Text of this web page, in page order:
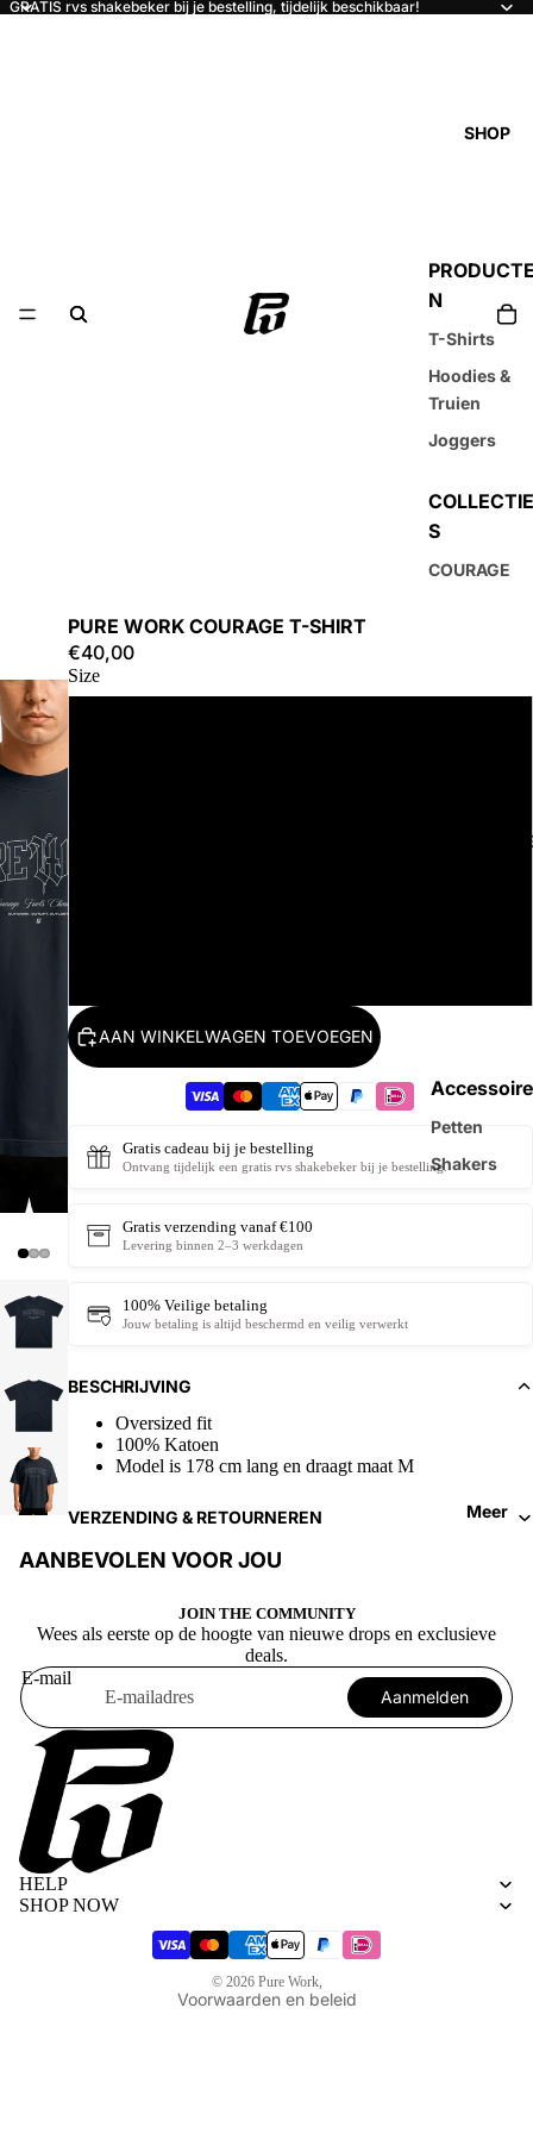
GRATIS rvs shakebeker bij je bestelling, tijdelijk beschikbaar!
SHOP
N
T-Shirts
Hoodies &
Truien
Joggers
COLLECTIE
S
COURAGE
Petten
Shakers
Meer
PURE WORK COURAGE T-SHIRT
€40,00
Size
AAN WINKELWAGEN TOEVOEGEN
Gratis cadeau bij je bestelling
Ontvang tijdelijk een gratis rvs shakebeker bij je bestelling.
Gratis verzending vanaf €100
Levering binnen 2–3 werkdagen
100% Veilige betaling
Jouw betaling is altijd beschermd en veilig verwerkt
BESCHRIJVING
Oversized fit
100% Katoen
Model is 178 cm lang en draagt maat M
VERZENDING & RETOURNEREN
AANBEVOLEN VOOR JOU
JOIN THE COMMUNITY
Wees als eerste op de hoogte van nieuwe drops en exclusieve
deals.
E-mail
Aanmelden
HELP
SHOP NOW
© 2026 Pure Work,
Voorwaarden en beleid
Algemene voorwaarden
Privacybeleid
Wettelijke kennisgeving